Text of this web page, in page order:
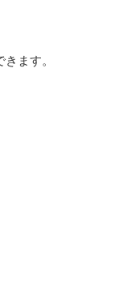
ます。